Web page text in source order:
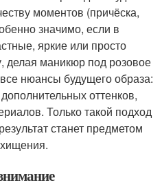
моментов (причёска,
значимо, если в
яркие или просто
делая маникюр под розовое
нюансы будущего образа:
оттенков,
Только такой подход
станет предметом